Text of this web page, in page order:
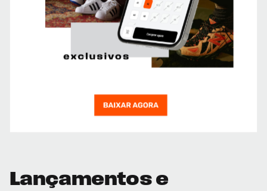
Lançamentos e